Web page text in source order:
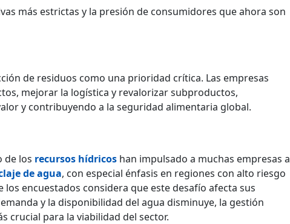
más estrictas y la presión de consumidores que ahora son
de residuos como una prioridad crítica. Las empresas
mejorar la logística y revalorizar subproductos,
y contribuyendo a la seguridad alimentaria global.
de los recursos hídricos han impulsado a muchas empresas a
de agua, con especial énfasis en regiones con alto riesgo
encuestados considera que este desafío afecta sus
y la disponibilidad del agua disminuye, la gestión
crucial para la viabilidad del sector.